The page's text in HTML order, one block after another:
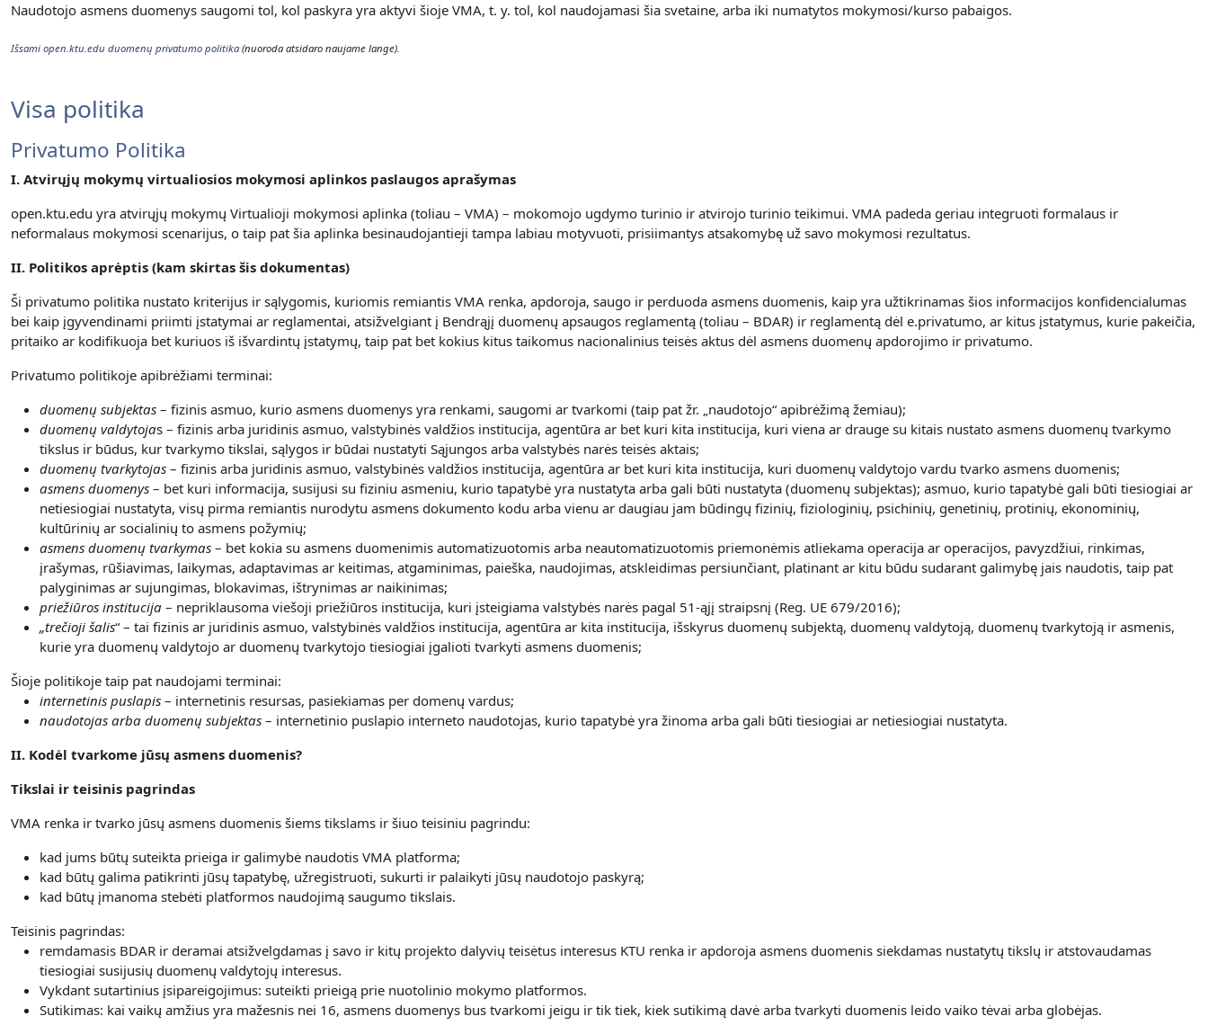
Naudotojo asmens duomenys saugomi tol, kol paskyra yra aktyvi šioje VMA, t. y. tol, kol naudojamasi šia svetaine, arba iki numatytos mokymosi/kurso pabaigos.
Išsami open.ktu.edu duomenų privatumo politika (nuoroda atsidaro naujame lange).
Visa politika
Privatumo Politika
I. Atvirųjų mokymų virtualiosios mokymosi aplinkos paslaugos aprašymas
open.ktu.edu yra atvirųjų mokymų Virtualioji mokymosi aplinka (toliau – VMA) – mokomojo ugdymo turinio ir atvirojo turinio teikimui. VMA padeda geriau integruoti formalaus ir
neformalaus mokymosi scenarijus, o taip pat šia aplinka besinaudojantieji tampa labiau motyvuoti, prisiimantys atsakomybę už savo mokymosi rezultatus.
II. Politikos aprėptis (kam skirtas šis dokumentas)
Ši privatumo politika nustato kriterijus ir sąlygomis, kuriomis remiantis VMA renka, apdoroja, saugo ir perduoda asmens duomenis, kaip yra užtikrinamas šios informacijos konfidencialumas
bei kaip įgyvendinami priimti įstatymai ar reglamentai, atsižvelgiant į Bendrąjį duomenų apsaugos reglamentą (toliau – BDAR) ir reglamentą dėl e.privatumo, ar kitus įstatymus, kurie pakeičia,
pritaiko ar kodifikuoja bet kuriuos iš išvardintų įstatymų, taip pat bet kokius kitus taikomus nacionalinius teisės aktus dėl asmens duomenų apdorojimo ir privatumo.
Privatumo politikoje apibrėžiami terminai:
duomenų subjektas – fizinis asmuo, kurio asmens duomenys yra renkami, saugomi ar tvarkomi (taip pat žr. „naudotojo“ apibrėžimą žemiau);
duomenų valdytojas – fizinis arba juridinis asmuo, valstybinės valdžios institucija, agentūra ar bet kuri kita institucija, kuri viena ar drauge su kitais nustato asmens duomenų tvarkymo
tikslus ir būdus, kur tvarkymo tikslai, sąlygos ir būdai nustatyti Sąjungos arba valstybės narės teisės aktais;
duomenų tvarkytojas – fizinis arba juridinis asmuo, valstybinės valdžios institucija, agentūra ar bet kuri kita institucija, kuri duomenų valdytojo vardu tvarko asmens duomenis;
asmens duomenys – bet kuri informacija, susijusi su fiziniu asmeniu, kurio tapatybė yra nustatyta arba gali būti nustatyta (duomenų subjektas); asmuo, kurio tapatybė gali būti tiesiogiai ar
netiesiogiai nustatyta, visų pirma remiantis nurodytu asmens dokumento kodu arba vienu ar daugiau jam būdingų fizinių, fiziologinių, psichinių, genetinių, protinių, ekonominių,
kultūrinių ar socialinių to asmens požymių;
asmens duomenų tvarkymas – bet kokia su asmens duomenimis automatizuotomis arba neautomatizuotomis priemonėmis atliekama operacija ar operacijos, pavyzdžiui, rinkimas,
įrašymas, rūšiavimas, laikymas, adaptavimas ar keitimas, atgaminimas, paieška, naudojimas, atskleidimas persiunčiant, platinant ar kitu būdu sudarant galimybę jais naudotis, taip pat
palyginimas ar sujungimas, blokavimas, ištrynimas ar naikinimas;
priežiūros institucija – nepriklausoma viešoji priežiūros institucija, kuri įsteigiama valstybės narės pagal 51-ąjį straipsnį (Reg. UE 679/2016);
„trečioji šalis“ – tai fizinis ar juridinis asmuo, valstybinės valdžios institucija, agentūra ar kita institucija, išskyrus duomenų subjektą, duomenų valdytoją, duomenų tvarkytoją ir asmenis,
kurie yra duomenų valdytojo ar duomenų tvarkytojo tiesiogiai įgalioti tvarkyti asmens duomenis;
Šioje politikoje taip pat naudojami terminai:
internetinis puslapis – internetinis resursas, pasiekiamas per domenų vardus;
naudotojas arba duomenų subjektas – internetinio puslapio interneto naudotojas, kurio tapatybė yra žinoma arba gali būti tiesiogiai ar netiesiogiai nustatyta.
II. Kodėl tvarkome jūsų asmens duomenis?
Tikslai ir teisinis pagrindas
VMA renka ir tvarko jūsų asmens duomenis šiems tikslams ir šiuo teisiniu pagrindu:
kad jums būtų suteikta prieiga ir galimybė naudotis VMA platforma;
kad būtų galima patikrinti jūsų tapatybę, užregistruoti, sukurti ir palaikyti jūsų naudotojo paskyrą;
kad būtų įmanoma stebėti platformos naudojimą saugumo tikslais.
Teisinis pagrindas:
remdamasis BDAR ir deramai atsižvelgdamas į savo ir kitų projekto dalyvių teisėtus interesus KTU renka ir apdoroja asmens duomenis siekdamas nustatytų tikslų ir atstovaudamas
tiesiogiai susijusių duomenų valdytojų interesus.
Vykdant sutartinius įsipareigojimus: suteikti prieigą prie nuotolinio mokymo platformos.
Sutikimas: kai vaikų amžius yra mažesnis nei 16, asmens duomenys bus tvarkomi jeigu ir tik tiek, kiek sutikimą davė arba tvarkyti duomenis leido vaiko tėvai arba globėjas.